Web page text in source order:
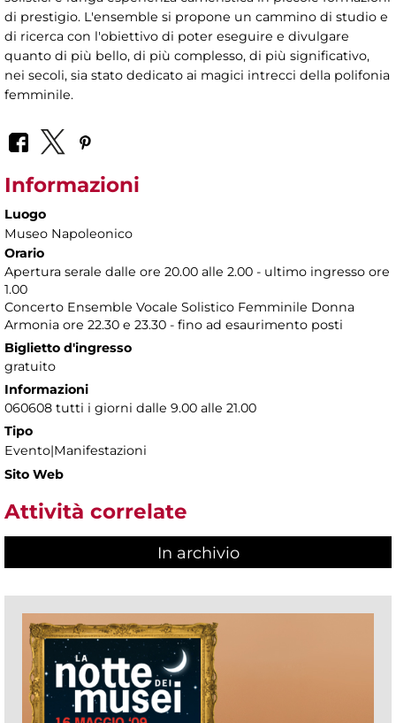
di prestigio. L'ensemble si propone un cammino di studio e
di ricerca con l'obiettivo di poter eseguire e divulgare
quanto di più bello, di più complesso, di più significativo,
nei secoli, sia stato dedicato ai magici intrecci della polifonia
femminile.
Informazioni
Luogo
Museo Napoleonico
Orario
Apertura serale dalle ore 20.00 alle 2.00 - ultimo ingresso ore
1.00
Concerto Ensemble Vocale Solistico Femminile Donna
Armonia ore 22.30 e 23.30 - fino ad esaurimento posti
Biglietto d'ingresso
gratuito
Informazioni
060608 tutti i giorni dalle 9.00 alle 21.00
Tipo
Evento|Manifestazioni
Sito Web
Attività correlate
In archivio